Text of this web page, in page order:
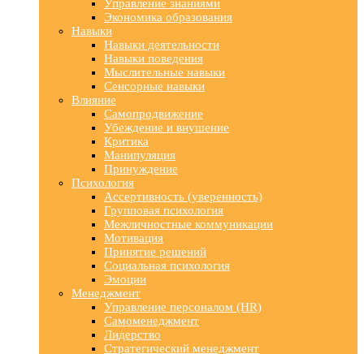
Управление знаниями
Экономика образования
Навыки
Навыки деятельности
Навыки поведения
Мыслительные навыки
Сенсорные навыки
Влияние
Самопродвижение
Убеждение и внушение
Критика
Манипуляция
Принуждение
Психология
Ассертивность (уверенность)
Групповая психология
Межличностные коммуникации
Мотивация
Принятие решений
Социальная психология
Эмоции
Менеджмент
Управление персоналом (HR)
Самоменеджмент
Лидерство
Стратегический менеджмент